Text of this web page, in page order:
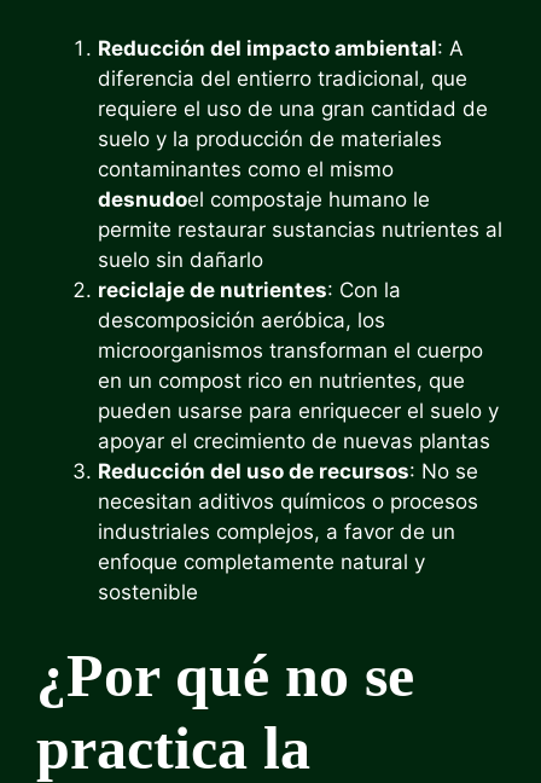
Reducción del impacto ambiental: A
diferencia del entierro tradicional, que
requiere el uso de una gran cantidad de
suelo y la producción de materiales
contaminantes como el mismo
desnudoel compostaje humano le
permite restaurar sustancias nutrientes al
suelo sin dañarlo
reciclaje de nutrientes: Con la
descomposición aeróbica, los
microorganismos transforman el cuerpo
en un compost rico en nutrientes, que
pueden usarse para enriquecer el suelo y
apoyar el crecimiento de nuevas plantas
Reducción del uso de recursos: No se
necesitan aditivos químicos o procesos
industriales complejos, a favor de un
enfoque completamente natural y
sostenible
¿Por qué no se
practica la